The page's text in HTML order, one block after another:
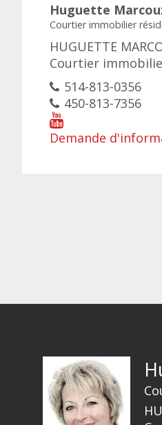
Huguette
Courtier immobilier
HUGUETTE
Courtier
514-813-0356
450-813-7356
Demande